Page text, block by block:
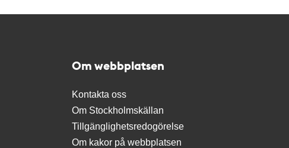
Om webbplatsen
Kontakta oss
Om Stockholmskällan
Tillgänglighetsredogörelse
Om kakor på webbplatsen